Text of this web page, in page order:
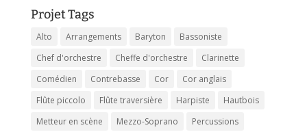
Projet Tags
Alto Arrangements Baryton
Bassoniste
Chef d'orchestre
Cheffe d'orchestre
Clarinette
Comédien
Contrebasse Cor
Cor anglais
Flûte piccolo
Flûte traversière Harpiste
Hautbois
Metteur en scène
Mezzo-Soprano Percussions